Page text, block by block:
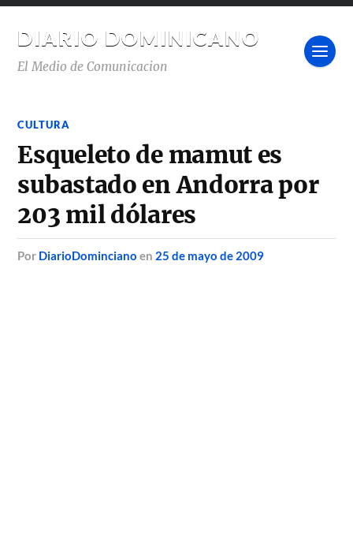
DIARIO DOMINICANO
El Medio de Comunicacion
CULTURA
Esqueleto de mamut es
subastado en Andorra por
203 mil dólares
por DiarioDominciano en 25 de mayo de 2009